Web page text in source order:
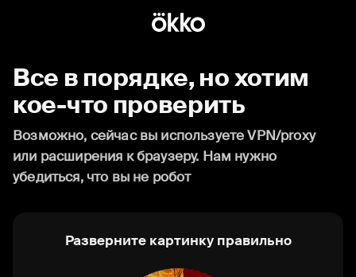
Все в порядке, но хотим
кое-что проверить
Возможно, сейчас вы используете VPN/proxy
или расширения к браузеру. Нам нужно
убедиться, что вы не робот
Разверните картинку правильно